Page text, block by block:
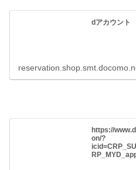
dアカウント
https://
on/?